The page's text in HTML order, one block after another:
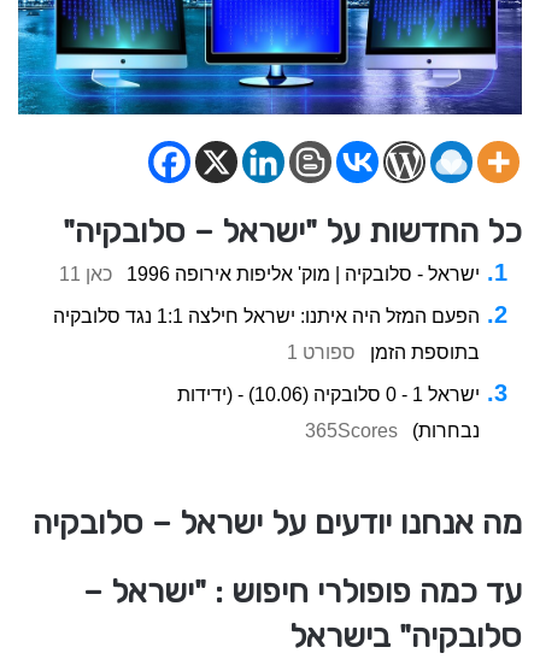
כל החדשות על "ישראל – סלובקיה"
ישראל - סלובקיה | מוק' אליפות אירופה 1996 כאן 11
הפעם המזל היה איתנו: ישראל חילצה 1:1 נגד סלובקיה
בתוספת הזמן
ספורט 1
ישראל 1 - 0 סלובקיה (10.06) - (ידידות
נבחרות)
365Scores
מה אנחנו יודעים על ישראל – סלובקיה
עד כמה פופולרי חיפוש : "ישראל –
סלובקיה" בישראל